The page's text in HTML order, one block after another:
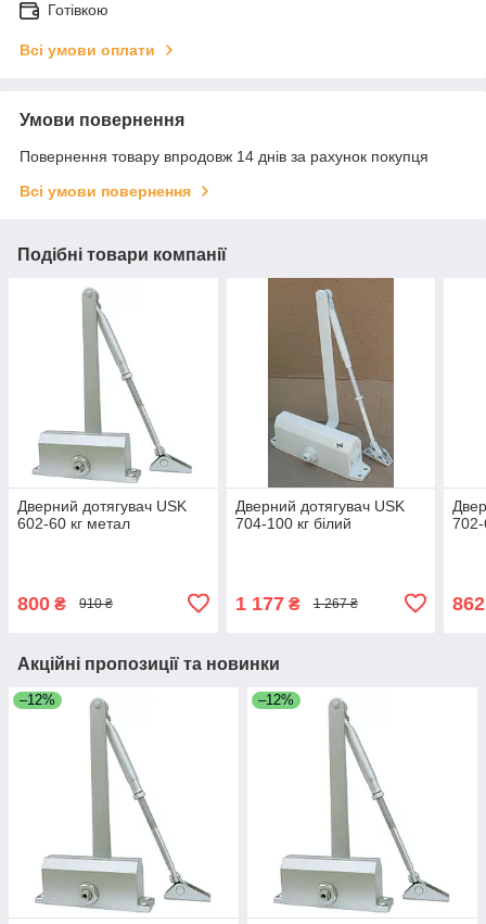
Готівкою
Всі умови оплати
Умови повернення
Повернення товару впродовж 14 днів за рахунок покупця
Всі умови повернення
Подібні товари компанії
Дверний дотягувач USK
602-60 кг метал
800 ₴ 910 ₴
Дверний дотягувач USK
704-100 кг білий
1 177₴ 1 267 ₴
702-
862
Акційні пропозиції та новинки
–12% –12%